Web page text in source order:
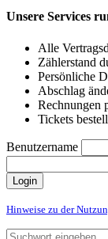
Unsere Services
Alle
Zählerstand
Persönliche
Abschlag
Rechnungen
Tickets
Benutzername
Login
Hinweise zu der